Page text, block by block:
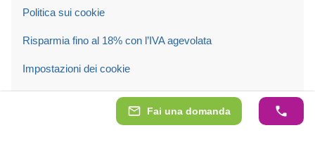
Fai una domanda
Politica sui cookie
Risparmia fino al 18% con l’IVA agevolata
Impostazioni dei cookie